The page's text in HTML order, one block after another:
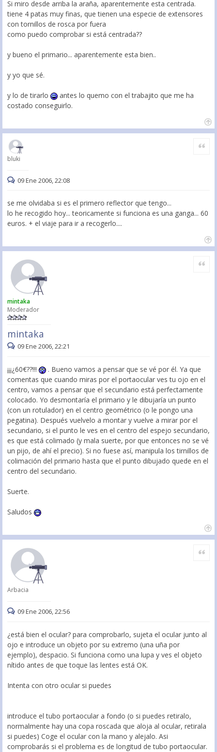
Si miro desde arriba la araña, aparentemente esta centrada.
tiene 4 patas muy finas, que tienen una especie de extensores
con tornillos de rosca por fuera
como puedo comprobar si está centrada??
y bueno el primario... aparentemente esta bien..
y yo que sé.
y lo de tirarlo
antes lo quemo con el trabajito que me ha
costado conseguirlo.
bluki
Citar
09 Ene 2006, 22:08
se me olvidaba si es el primero reflector que tengo...
lo he recogido hoy... teoricamente si funciona es una ganga... 60
euros. + el viaje para ir a recogerlo....
mintaka
Moderador
mintaka
Citar
09 Ene 2006, 22:21
¡¡¡¿60€??!!!
. Bueno vamos a pensar que se vé por él. Ya que
comentas que cuando miras por el portaocular ves tu ojo en el
centro, vamos a pensar que el secundario está perfectamente
colocado. Yo desmontaría el primario y le dibujaría un punto
(con un rotulador) en el centro geométrico (o le pongo una
pegatina). Después vuelvelo a montar y vuelve a mirar por el
secundario, si el punto le ves en el centro del espejo secundario,
es que está colimado (y mala suerte, por que entonces no se vé
un pijo, de ahí el precio). Si no fuese así, manipula los tirnillos de
colimación del primario hasta que el punto dibujado quede en el
centro del secundario.
Suerte.
Saludos
Arbacia
Citar
09 Ene 2006, 22:56
¿está bien el ocular? para comprobarlo, sujeta el ocular junto al
ojo e introduce un objeto por su extremo (una uña por
ejemplo), despacio. Si funciona como una lupa y ves el objeto
nítido antes de que toque las lentes está OK.
Intenta con otro ocular si puedes
introduce el tubo portaocular a fondo (o si puedes retiralo,
normalmente hay una copa roscada que aloja al ocular, retirala
si puedes) Coge el ocular con la mano y alejalo. Asi
comprobarás si el problema es de longitud de tubo portaocular.